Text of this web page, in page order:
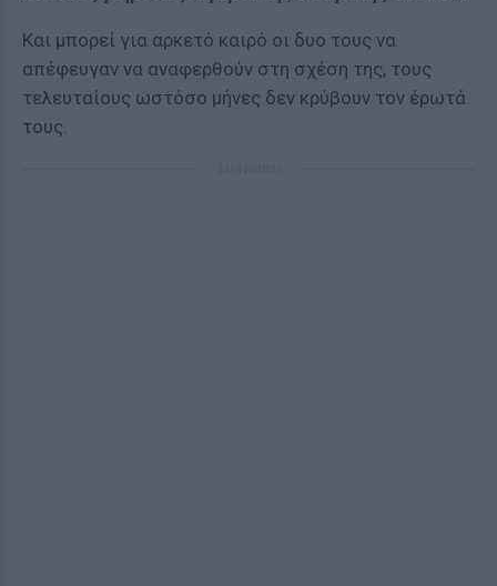
Και μπορεί για αρκετό καιρό οι δυο τους να
απέφευγαν να αναφερθούν στη σχέση της, τους
τελευταίους ωστόσο μήνες δεν κρύβουν τον έρωτά
τους.